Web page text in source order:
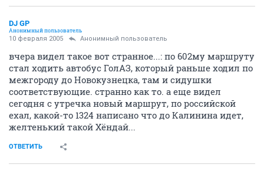
DJ GP
Анонимный пользователь
10 февраля 2005 Анонимный пользователь
вчера видел такое вот странное...: по 602му маршруту
стал ходить автобус ГолАЗ, который раньше ходил по
межгороду до Новокузнецка, там и сидушки
соответствующие. странно как то. а еще видел
сегодня с утречка новый маршрут, по российской
ехал, какой-то 1324 написано что до Калинина идет,
желтенький такой Хёндай...
ОТВЕТИТЬ